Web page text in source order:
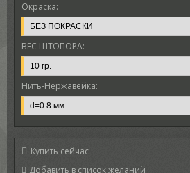
Окраска:
ВЕС ШТОПОРА:
Нить-Нержавейка:
Купить сейчас